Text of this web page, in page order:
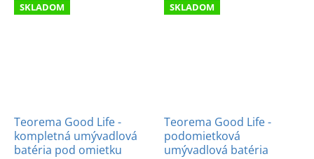
SKLADOM
Teorema Good Life -
kompletná umývadlová
batéria pod omietku
SKLADOM
Teorema Good Life -
podomietková
umývadlová batéria